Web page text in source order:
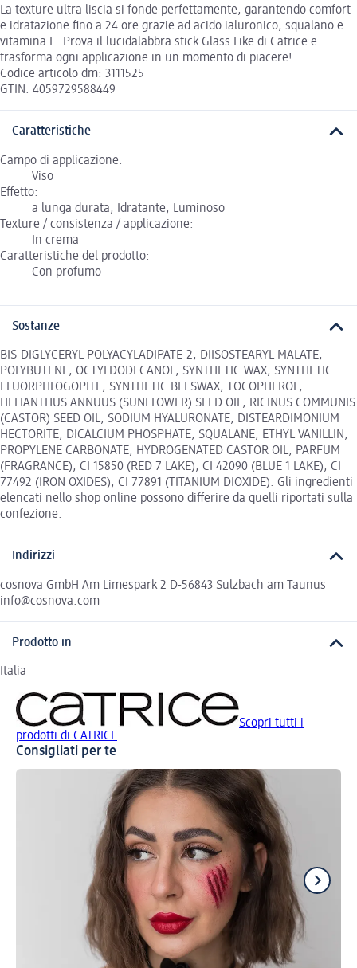
La texture ultra liscia si fonde perfettamente, garantendo comfort
e idratazione fino a 24 ore grazie ad acido ialuronico, squalano e
vitamina E. Prova il lucidalabbra stick Glass Like di Catrice e
trasforma ogni applicazione in un momento di piacere!
Codice articolo dm: 3111525
GTIN: 4059729588449
Caratteristiche
Campo di applicazione:
Viso
Effetto:
a lunga durata, Idratante, Luminoso
Texture / consistenza / applicazione:
In crema
Caratteristiche del prodotto:
Con profumo
Sostanze
BIS-DIGLYCERYL POLYACYLADIPATE-2, DIISOSTEARYL MALATE,
POLYBUTENE, OCTYLDODECANOL, SYNTHETIC WAX, SYNTHETIC
FLUORPHLOGOPITE, SYNTHETIC BEESWAX, TOCOPHEROL,
HELIANTHUS ANNUUS (SUNFLOWER) SEED OIL, RICINUS COMMUNIS
(CASTOR) SEED OIL, SODIUM HYALURONATE, DISTEARDIMONIUM
HECTORITE, DICALCIUM PHOSPHATE, SQUALANE, ETHYL VANILLIN,
PROPYLENE CARBONATE, HYDROGENATED CASTOR OIL, PARFUM
(FRAGRANCE), CI 15850 (RED 7 LAKE), CI 42090 (BLUE 1 LAKE), CI
77492 (IRON OXIDES), CI 77891 (TITANIUM DIOXIDE). Gli ingredienti
elencati nello shop online possono differire da quelli riportati sulla
confezione.
Indirizzi
cosnova GmbH Am Limespark 2 D-56843 Sulzbach am Taunus
info@cosnova.com
Prodotto in
Italia
Scopri tutti i
prodotti di CATRICE
Consigliati per te